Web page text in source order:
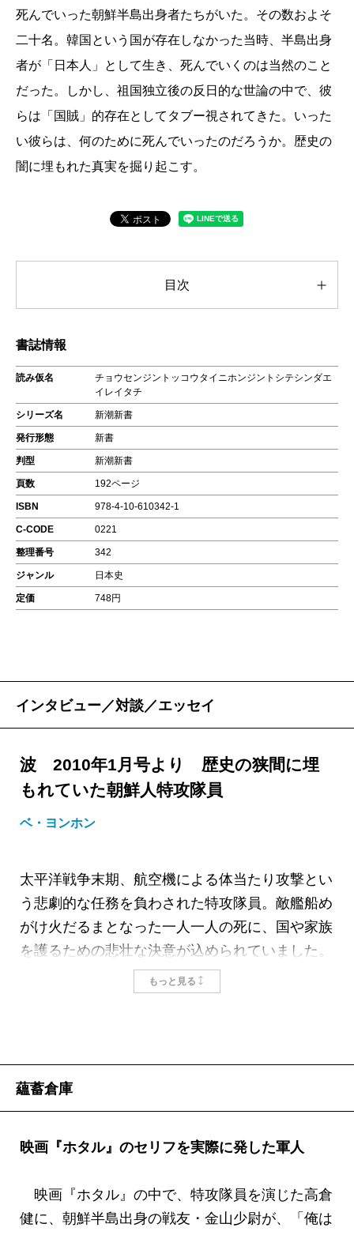
死んでいった朝鮮半島出身者たちがいた。その数およそ
二十名。韓国という国が存在しなかった当時、半島出身
者が「日本人」として生き、死んでいくのは当然のこと
だった。しかし、祖国独立後の反日的な世論の中で、彼
らは「国賊」的存在としてタブー視されてきた。いった
い彼らは、何のために死んでいったのだろうか。歴史の
闇に埋もれた真実を掘り起こす。
目次
書誌情報
読み仮名
チョウセンジントッコウタイニホンジントシテシンダエ
イレイタチ
シリーズ名 新潮新書
発行形態 新書
判型 新潮新書
頁数 192ページ
ISBN 978-4-10-610342-1
C-CODE 0221
整理番号 342
ジャンル 日本史
定価 748円
インタビュー／対談／エッセイ
波 2010年1月号より 歴史の狭間に埋
もれていた朝鮮人特攻隊員
ベ・ヨンホン
太平洋戦争末期、航空機による体当たり攻撃とい
う悲劇的な任務を負わされた特攻隊員。敵艦船め
がけ火だるまとなった一人一人の死に、国や家族
を護るための悲壮な決意が込められていました。
その中に、二十人近い朝鮮人特攻隊員の姿もあり
ました。皇国軍人であると同時に被統治者でもあ
た。
断片的に残された朝鮮人特攻隊員の足跡をたどる
と、自らの命を日本に捧げた潔さに、むしろ戸惑
いさえ感じます。その死が潔いほど、逆に悲壮さ
のです。三十五年に及んだ日本の植民地支配の最
後になって、日本人としての死を選んだ朝鮮人特
もっと見る
蘊蓄倉庫
映画『ホタル』のセリフを実際に発した軍人
映画『ホタル』の中で、特攻隊員を演じた高倉
健に、朝鮮半島出身の戦友・金山少尉が、「俺は